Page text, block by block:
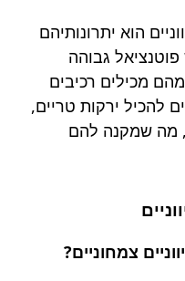
הוא יתרונותיהם
גבוהה
מהם מכילים רכיבים
להכיל ירקות טריים,
מה שמקנה להם